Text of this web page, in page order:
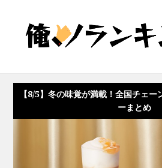
【8/5】冬の味覚が満載！全国チェ
ーまとめ